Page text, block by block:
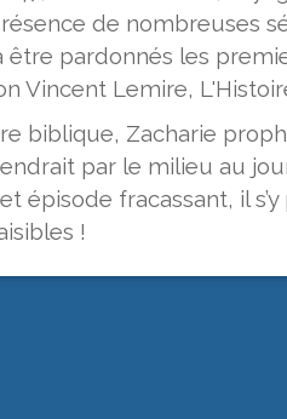
de nombreuses
être pardonnés les
Vincent Lemire,
biblique, Zacharie
par le milieu au
épisode fracassant, il
!